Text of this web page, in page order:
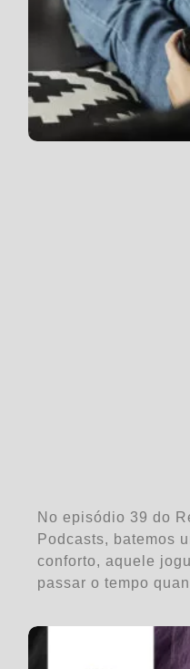
No episódio 39 do
Podcasts, batemos
conforto, aquele
passar o tempo